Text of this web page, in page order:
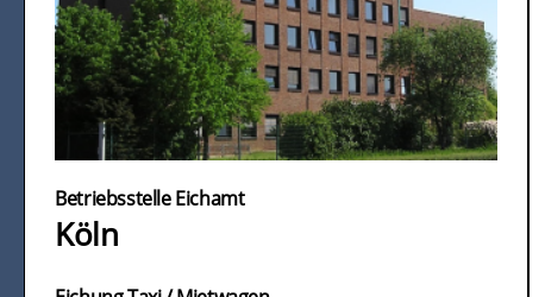
Betriebsstelle Eichamt
Köln